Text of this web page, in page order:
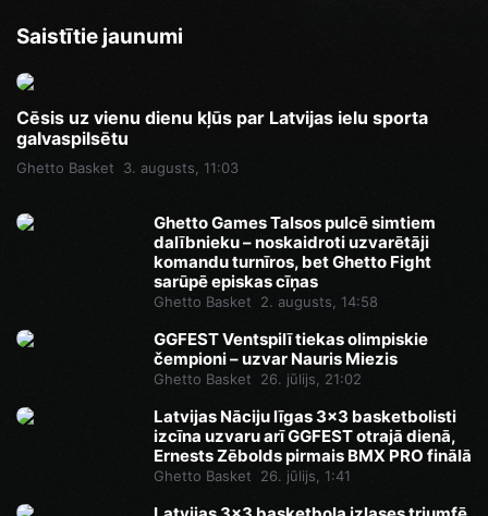
Saistītie jaunumi
Cēsis uz vienu dienu kļūs par Latvijas ielu sporta
galvaspilsētu
Ghetto Basket 3. augusts, 11:03
Ghetto Games Talsos pulcē simtiem
dalībnieku – noskaidroti uzvarētāji
komandu turnīros, bet Ghetto Fight
sarūpē episkas cīņas
Ghetto Basket 2. augusts, 14:58
GGFEST Ventspilī tiekas olimpiskie
čempioni – uzvar Nauris Miezis
Ghetto Basket 26. jūlijs, 21:02
Latvijas Nāciju līgas 3x3 basketbolisti
izcīna uzvaru arī GGFEST otrajā dienā,
Ernests Zēbolds pirmais BMX PRO finālā
Ghetto Basket 26. jūlijs, 1:41